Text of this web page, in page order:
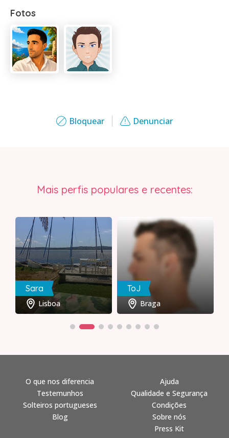
Bloquear Denunciar
Fotos
Mais perfis populares e recentes:
Sara
Lisboa
ToJ
Braga
O que nos diferencia
Testemunhos
Solteiros portugueses
Blog
Ajuda
Qualidade e Segurança
Condições
Sobre nós
Press Kit